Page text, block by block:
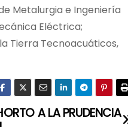
Metalurgia e Ingeniería
Eléctrica;
Tierra Tecnoacuáticos,
A LA PRUDENCIA